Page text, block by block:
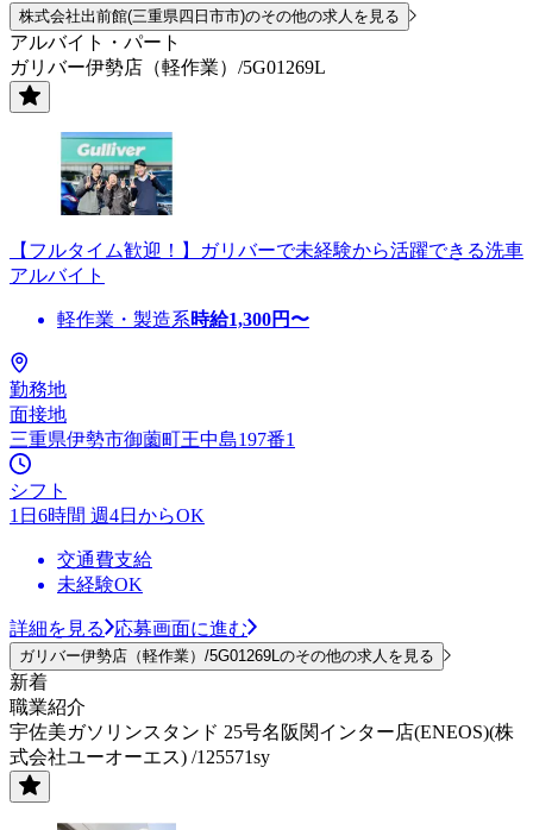
株式会社出前館(三重県四日市市)のその他の求人を見る
アルバイト・パート
ガリバー伊勢店（軽作業）/5G01269L
【フルタイム歓迎！】ガリバーで未経験から活躍できる洗車
アルバイト
軽作業・製造系時給1,300円〜
勤務地
面接地
三重県伊勢市御薗町王中島197番1
シフト
1日6時間 週4日からOK
交通費支給
未経験OK
詳細を見る 応募画面に進む
ガリバー伊勢店（軽作業）/5G01269Lのその他の求人を見る
新着
職業紹介
宇佐美ガソリンスタンド 25号名阪関インター店(ENEOS)(株
式会社ユーオーエス) /125571sy